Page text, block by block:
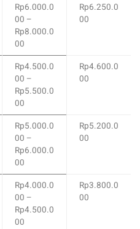
Rp6.000.0
00 –
Rp8.000.0
00
Rp6.250.0
00
Rp4.500.0
00 –
Rp5.500.0
00
Rp4.600.0
00
Rp5.000.0
00 –
Rp6.000.0
00
Rp5.200.0
00
Rp4.000.0
00 –
Rp4.500.0
00
Rp3.800.0
00